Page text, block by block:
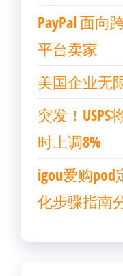
PayPal 面向
平台卖家
美国企业无
突发！
时上调8%
igou爱购
化步骤指南